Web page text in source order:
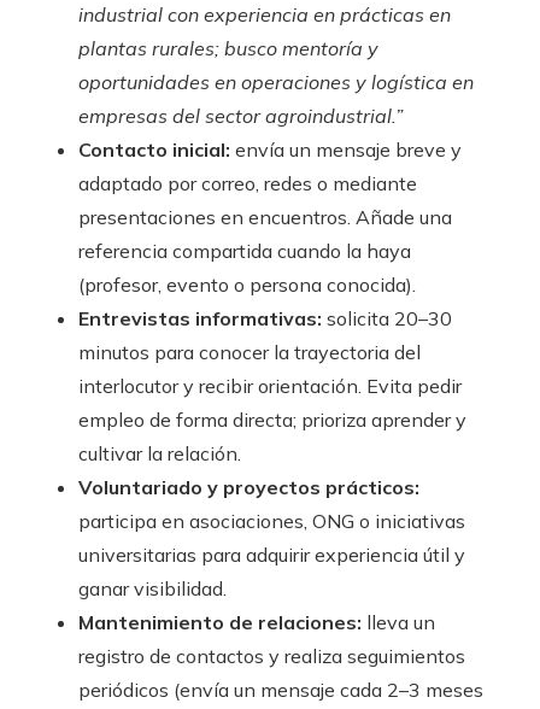
industrial con experiencia en prácticas en
plantas rurales; busco mentoría y
oportunidades en operaciones y logística en
empresas del sector agroindustrial.”
Contacto inicial: envía un mensaje breve y
adaptado por correo, redes o mediante
presentaciones en encuentros. Añade una
referencia compartida cuando la haya
(profesor, evento o persona conocida).
Entrevistas informativas: solicita 20–30
minutos para conocer la trayectoria del
interlocutor y recibir orientación. Evita pedir
empleo de forma directa; prioriza aprender y
cultivar la relación.
Voluntariado y proyectos prácticos:
participa en asociaciones, ONG o iniciativas
universitarias para adquirir experiencia útil y
ganar visibilidad.
Mantenimiento de relaciones: lleva un
registro de contactos y realiza seguimientos
periódicos (envía un mensaje cada 2–3 meses